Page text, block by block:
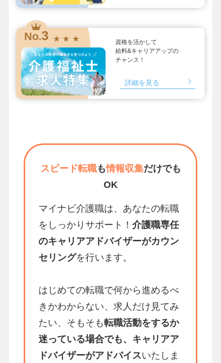
No.3 ★ ★ ★
資格を活かして
給料&キャリアアップの
チャンス！
詳細を見る
スピード転職も情報収集だけでも
OK
マイナビ介護職は、あなたの転職
をしっかりサポート！ 介護職専任
のキャリアアドバイザーがカウン
セリングを行います。
はじめての転職で何から進めるべ
きかわからない、求人だけ見てみ
たい、そもそも転職活動をするか
迷っている場合でも、キャリアア
ドバイザーがアドバイスいたしま